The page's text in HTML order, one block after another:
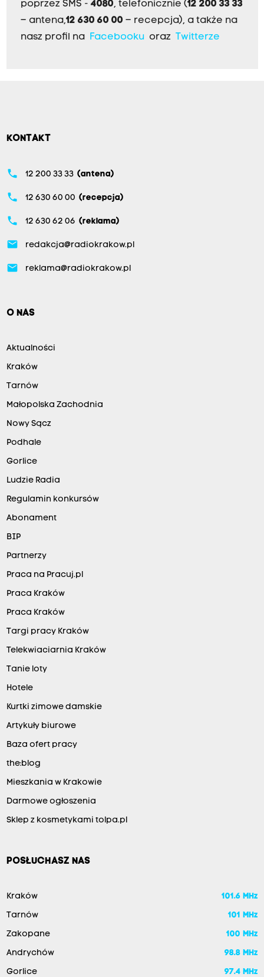
poprzez SMS - 4080, telefonicznie (12 200 33 33
– antena,12 630 60 00 – recepcja), a także na
nasz profil na Facebookuoraz Twitterze
KONTAKT
phone 12 200 33 33 (antena)
phone 12 630 60 00 (recepcja)
phone 12 630 62 06 (reklama)
email redakcja@radiokrakow.pl
email reklama@radiokrakow.pl
O NAS
Aktualności
Kraków
Tarnów
Małopolska Zachodnia
Nowy Sącz
Podhale
Gorlice
Ludzie Radia
Regulamin konkursów
Abonament
BIP
Partnerzy
Praca na Pracuj.pl
Praca Kraków
Praca Kraków
Targi pracy Kraków
Telekwiaciarnia Kraków
Tanie loty
Hotele
Kurtki zimowe damskie
Artykuły biurowe
Baza ofert pracy
the:blog
Mieszkania w Krakowie
Darmowe ogłoszenia
Sklep z kosmetykami tolpa.pl
POSŁUCHASZ NAS
Kraków 101.6 MHz
Tarnów 101 MHz
Zakopane 100 MHz
Andrychów 98.8 MHz
Gorlice 97.4 MHz